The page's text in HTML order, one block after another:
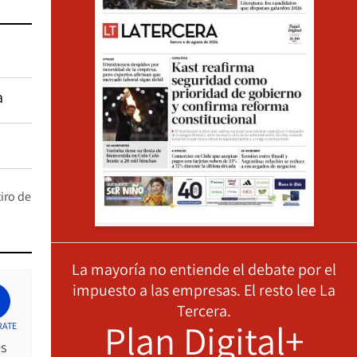
de
La mayoría no entiende el debate por el
impuesto a las empresas. El resto lee La
Tercera.
Plan Digital+